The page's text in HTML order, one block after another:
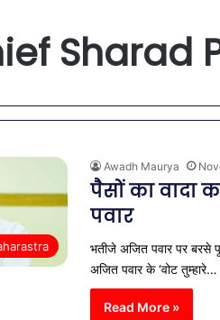
Sharad
Awadh Maurya
पैसों का वादा
पवार
भतीजे अजित पवार पर बरसे
अजित पवार के ‘वोट तुम्हारे…
Read More »